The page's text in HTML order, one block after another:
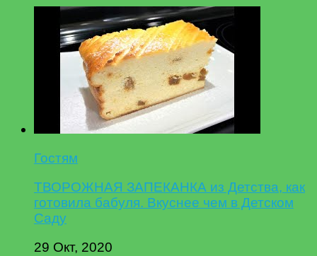
Гостям
ТВОРОЖНАЯ ЗАПЕКАНКА из Детства, как
готовила бабуля. Вкуснее чем в Детском
Саду
29 Окт, 2020